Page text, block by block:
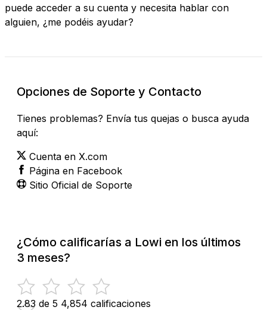
puede acceder a su cuenta y necesita hablar con
alguien, ¿me podéis ayudar?
Opciones de Soporte y Contacto
Tienes problemas? Envía tus quejas o busca ayuda
aquí:
Cuenta en X.com
Página en Facebook
Sitio Oficial de Soporte
¿Cómo calificarías a Lowi en los últimos
3 meses?
2.83 de 5 4,854 calificaciones